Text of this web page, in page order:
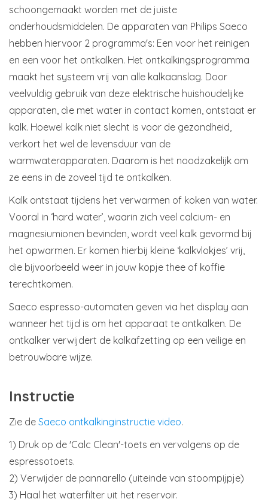
schoongemaakt worden met de juiste
onderhoudsmiddelen. De apparaten van Philips Saeco
hebben hiervoor 2 programma's: Een voor het reinigen
en een voor het ontkalken. Het ontkalkingsprogramma
maakt het systeem vrij van alle kalkaanslag. Door
veelvuldig gebruik van deze elektrische huishoudelijke
apparaten, die met water in contact komen, ontstaat er
kalk. Hoewel kalk niet slecht is voor de gezondheid,
verkort het wel de levensduur van de
warmwaterapparaten. Daarom is het noodzakelijk om
ze eens in de zoveel tijd te ontkalken.
Kalk ontstaat tijdens het verwarmen of koken van water.
Vooral in ‘hard water’, waarin zich veel calcium- en
magnesiumionen bevinden, wordt veel kalk gevormd bij
het opwarmen. Er komen hierbij kleine ‘kalkvlokjes’ vrij,
die bijvoorbeeld weer in jouw kopje thee of koffie
terechtkomen.
Saeco espresso-automaten geven via het display aan
wanneer het tijd is om het apparaat te ontkalken. De
ontkalker verwijdert de kalkafzetting op een veilige en
betrouwbare wijze.
Instructie
Zie de Saeco ontkalkinginstructie video.
1) Druk op de 'Calc Clean'-toets en vervolgens op de
espressotoets.
2) Verwijder de pannarello (uiteinde van stoompijpje)
3) Haal het waterfilter uit het reservoir.